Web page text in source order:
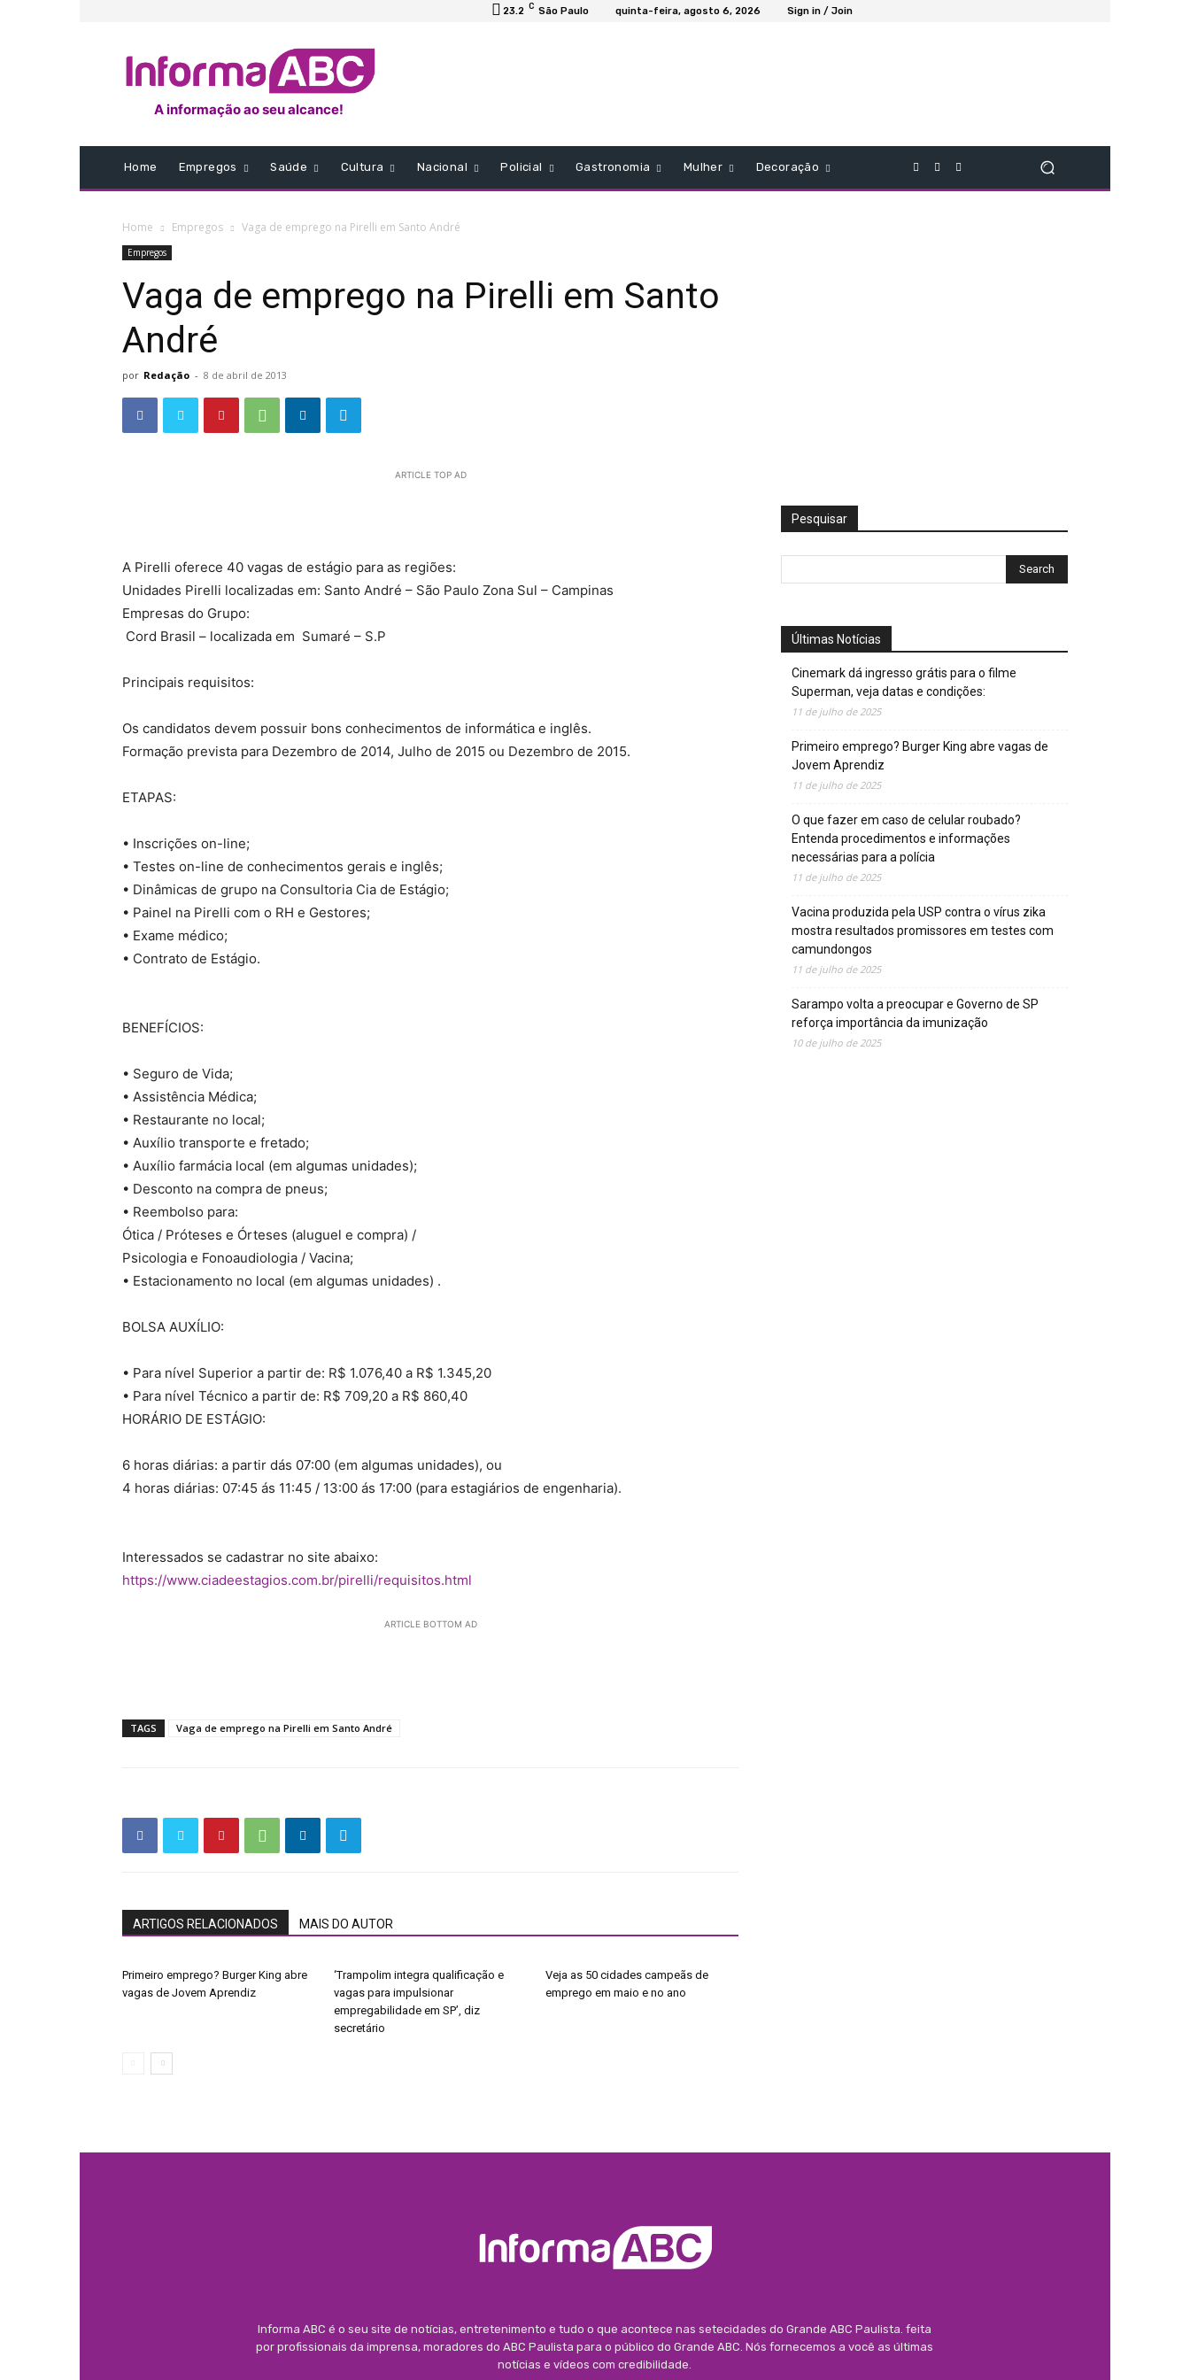
23.2 C São Paulo quinta-feira, agosto 6, 2026 Sign in / Join
A informação ao seu alcance!
Home Empregos Saúde Cultura Nacional Policial Gastronomia Mulher Decoração
Home Empregos Vaga de emprego na Pirelli em Santo André
Empregos
Vaga de emprego na Pirelli em Santo
André
por Redação - 8 de abril de 2013
ARTICLE TOP AD
A Pirelli oferece 40 vagas de estágio para as regiões:
Unidades Pirelli localizadas em: Santo André – São Paulo Zona Sul – Campinas
Empresas do Grupo:
Cord Brasil – localizada em Sumaré – S.P
Principais requisitos:
Os candidatos devem possuir bons conhecimentos de informática e inglês.
Formação prevista para Dezembro de 2014, Julho de 2015 ou Dezembro de 2015.
ETAPAS:
• Inscrições on-line;
• Testes on-line de conhecimentos gerais e inglês;
• Dinâmicas de grupo na Consultoria Cia de Estágio;
• Painel na Pirelli com o RH e Gestores;
• Exame médico;
• Contrato de Estágio.
BENEFÍCIOS:
• Seguro de Vida;
• Assistência Médica;
• Restaurante no local;
• Auxílio transporte e fretado;
• Auxílio farmácia local (em algumas unidades);
• Desconto na compra de pneus;
• Reembolso para:
Ótica / Próteses e Órteses (aluguel e compra) /
Psicologia e Fonoaudiologia / Vacina;
• Estacionamento no local (em algumas unidades) .
BOLSA AUXÍLIO:
• Para nível Superior a partir de: R$ 1.076,40 a R$ 1.345,20
• Para nível Técnico a partir de: R$ 709,20 a R$ 860,40
HORÁRIO DE ESTÁGIO:
6 horas diárias: a partir dás 07:00 (em algumas unidades), ou
4 horas diárias: 07:45 ás 11:45 / 13:00 ás 17:00 (para estagiários de engenharia).
Interessados se cadastrar no site abaixo:
https://www.ciadeestagios.com.br/pirelli/requisitos.html
ARTICLE BOTTOM AD
TAGS Vaga de emprego na Pirelli em Santo André
ARTIGOS RELACIONADOS MAIS DO AUTOR
Primeiro emprego? Burger King abre
vagas de Jovem Aprendiz
‘Trampolim integra qualificação e
vagas para impulsionar
empregabilidade em SP’, diz
secretário
Veja as 50 cidades campeãs de
emprego em maio e no ano
Pesquisar
Últimas Notícias
Cinemark dá ingresso grátis para o filme
Superman, veja datas e condições:
11 de julho de 2025
Primeiro emprego? Burger King abre vagas de
Jovem Aprendiz
11 de julho de 2025
O que fazer em caso de celular roubado?
Entenda procedimentos e informações
necessárias para a polícia
11 de julho de 2025
Vacina produzida pela USP contra o vírus zika
mostra resultados promissores em testes com
camundongos
11 de julho de 2025
Sarampo volta a preocupar e Governo de SP
reforça importância da imunização
10 de julho de 2025
Informa ABC é o seu site de notícias, entretenimento e tudo o que acontece nas setecidades do Grande ABC Paulista. feita
por profissionais da imprensa, moradores do ABC Paulista para o público do Grande ABC. Nós fornecemos a você as últimas
notícias e vídeos com credibilidade.